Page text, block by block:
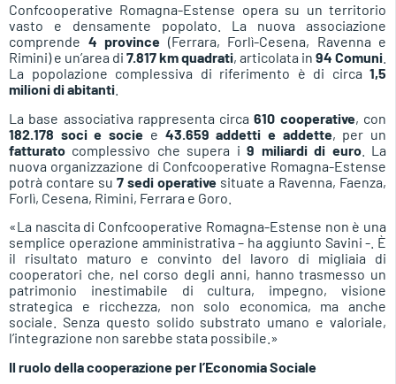
Confcooperative Romagna-Estense opera su un territorio
vasto e densamente popolato. La nuova associazione
comprende 4 province (Ferrara, Forlì-Cesena, Ravenna e
Rimini) e un’area di 7.817 km quadrati, articolata in 94 Comuni
La popolazione complessiva di riferimento è di circa 1,5
milioni di abitanti
La base associativa rappresenta circa610 cooperative, con
182.178 soci e socie e 43.659 addetti e addette, per un
fatturato complessivo che supera i9 miliardi di euro. La
nuova organizzazione di Confcooperative Romagna-Estense
potrà contare su 7 sedi operative situate a Ravenna, Faenza,
Forlì, Cesena, Rimini, Ferrara e Goro.
«La nascita di Confcooperative Romagna-Estense non è una
semplice operazione amministrativa – ha aggiunto Savini -. È
il risultato maturo e convinto del lavoro di migliaia di
cooperatori che, nel corso degli anni, hanno trasmesso un
patrimonio inestimabile di cultura, impegno, visione
strategica e ricchezza, non solo economica, ma anche
sociale. Senza questo solido substrato umano e valoriale,
l’integrazione non sarebbe stata possibile.»
Il ruolo della cooperazione per l’Economia Sociale